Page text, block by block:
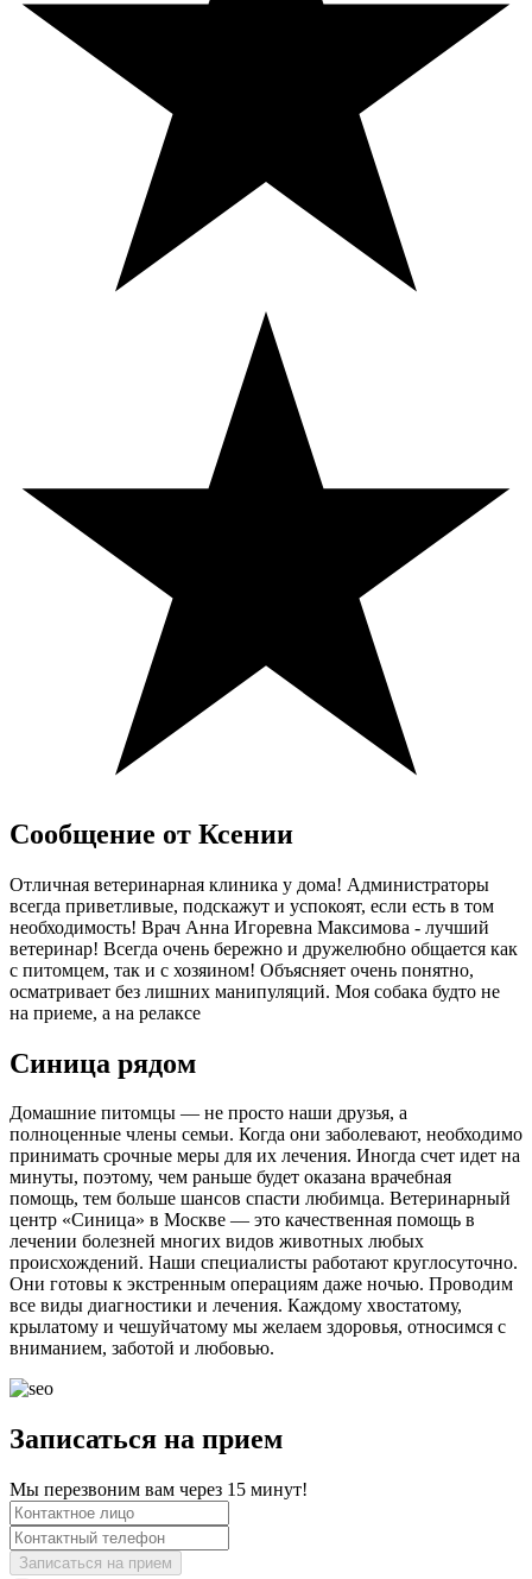
Сообщение от Ксении
Отличная ветеринарная клиника у дома! Администраторы
всегда приветливые, подскажут и успокоят, если есть в том
необходимость! Врач Анна Игоревна Максимова - лучший
ветеринар! Всегда очень бережно и дружелюбно общается как
с питомцем, так и с хозяином! Объясняет очень понятно,
осматривает без лишних манипуляций. Моя собака будто не
на приеме, а на релаксе
Синица рядом
Домашние питомцы — не просто наши друзья, а
полноценные члены семьи. Когда они заболевают, необходимо
принимать срочные меры для их лечения. Иногда счет идет на
минуты, поэтому, чем раньше будет оказана врачебная
помощь, тем больше шансов спасти любимца. Ветеринарный
центр «Синица» в Москве — это качественная помощь в
лечении болезней многих видов животных любых
происхождений. Наши специалисты работают круглосуточно.
Они готовы к экстренным операциям даже ночью. Проводим
все виды диагностики и лечения. Каждому хвостатому,
крылатому и чешуйчатому мы желаем здоровья, относимся с
вниманием, заботой и любовью.
Записаться на прием
Мы перезвоним вам через 15 минут!